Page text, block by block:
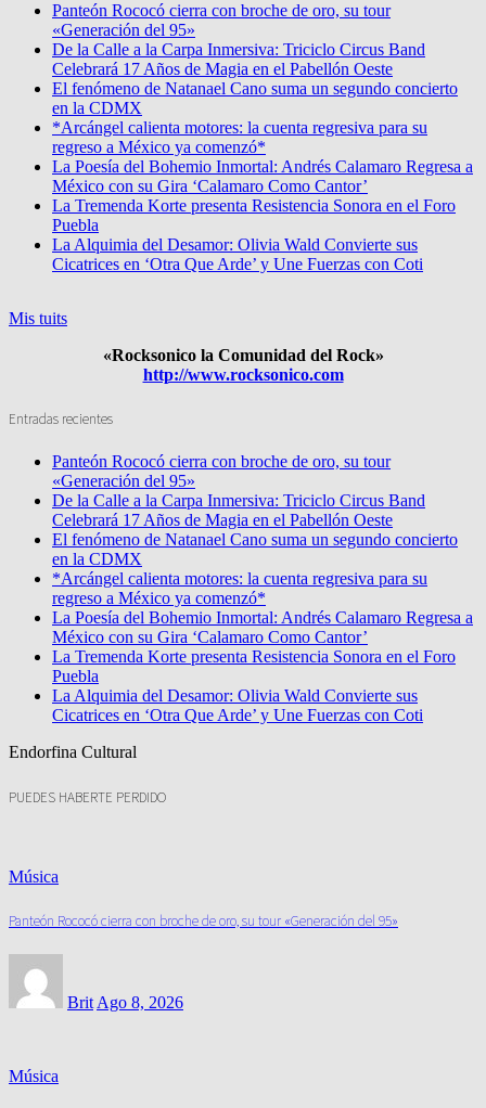
Panteón Rococó cierra con broche de oro, su tour
«Generación del 95»
De la Calle a la Carpa Inmersiva: Triciclo Circus Band
Celebrará 17 Años de Magia en el Pabellón Oeste
El fenómeno de Natanael Cano suma un segundo concierto
en la CDMX
*Arcángel calienta motores: la cuenta regresiva para su
regreso a México ya comenzó*
La Poesía del Bohemio Inmortal: Andrés Calamaro Regresa a
México con su Gira ‘Calamaro Como Cantor’
La Tremenda Korte presenta Resistencia Sonora en el Foro
Puebla
La Alquimia del Desamor: Olivia Wald Convierte sus
Cicatrices en ‘Otra Que Arde’ y Une Fuerzas con Coti
Mis tuits
«Rocksonico la Comunidad del Rock»
http://www.rocksonico.com
Entradas recientes
Panteón Rococó cierra con broche de oro, su tour
«Generación del 95»
De la Calle a la Carpa Inmersiva: Triciclo Circus Band
Celebrará 17 Años de Magia en el Pabellón Oeste
El fenómeno de Natanael Cano suma un segundo concierto
en la CDMX
*Arcángel calienta motores: la cuenta regresiva para su
regreso a México ya comenzó*
La Poesía del Bohemio Inmortal: Andrés Calamaro Regresa a
México con su Gira ‘Calamaro Como Cantor’
La Tremenda Korte presenta Resistencia Sonora en el Foro
Puebla
La Alquimia del Desamor: Olivia Wald Convierte sus
Cicatrices en ‘Otra Que Arde’ y Une Fuerzas con Coti
Endorfina Cultural
PUEDES HABERTE PERDIDO
Música
Panteón Rococó cierra con broche de oro, su tour «Generación del 95»
Brit Ago 8, 2026
Música